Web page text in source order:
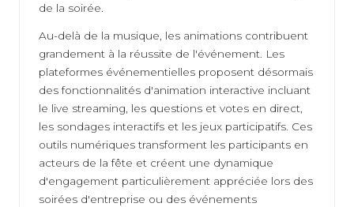
de la soirée.
Au-delà de la musique, les animations contribuent
grandement à la réussite de l'événement. Les
plateformes événementielles proposent désormais
des fonctionnalités d'animation interactive incluant
le live streaming, les questions et votes en direct,
les sondages interactifs et les jeux participatifs. Ces
outils numériques transforment les participants en
acteurs de la fête et créent une dynamique
d'engagement particulièrement appréciée lors des
soirées d'entreprise ou des événements